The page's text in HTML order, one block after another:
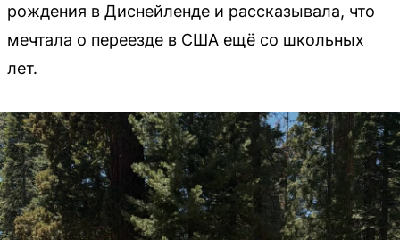
рождения в Диснейленде и рассказывала, что
мечтала о переезде в США ещё со школьных
лет.